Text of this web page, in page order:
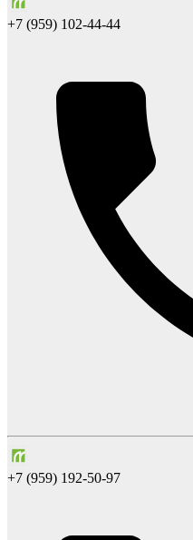
+7 (959) 102-44-44
+7 (959) 192-50-97